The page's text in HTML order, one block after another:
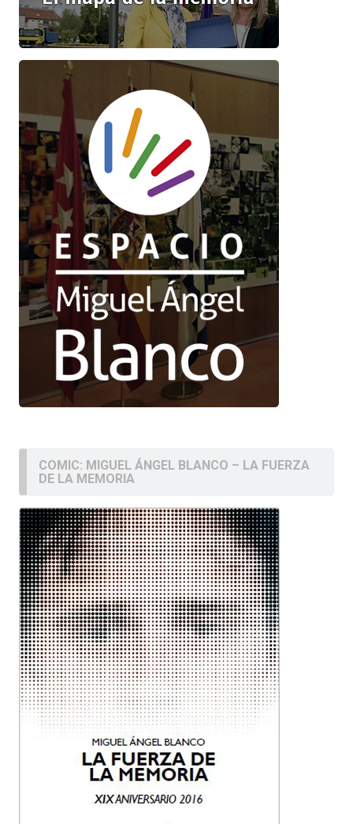
COMIC: MIGUEL ÁNGEL BLANCO – LA FUERZA
DE LA MEMORIA